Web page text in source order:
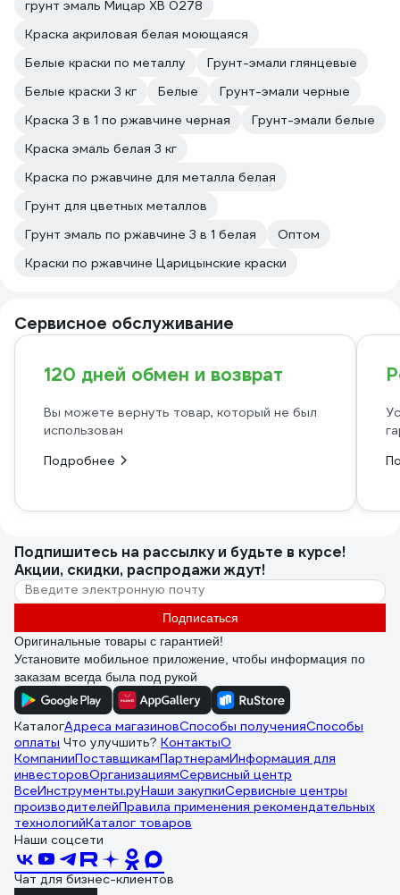
грунт эмаль Мицар ХВ 0278
Краска акриловая белая моющаяся
Белые краски по металлу
Грунт-эмали глянцевые
Белые краски 3 кг
Белые
Грунт-эмали черные
Краска 3 в 1 по ржавчине черная
Грунт-эмали белые
Краска эмаль белая 3 кг
Краска по ржавчине для металла белая
Грунт для цветных металлов
Грунт эмаль по ржавчине 3 в 1 белая
Оптом
Краски по ржавчине Царицынские краски
Сервисное обслуживание
120 дней обмен и возврат
Вы можете вернуть товар, который не был
использован
Подробнее
Подпишитесь на рассылкуи будьте в курсе!
Акции, скидки, распродажи ждут!
Подписаться
Оригинальные товары с гарантией!
Установите мобильное приложение, чтобы информация по
заказам всегда была под рукой
КаталогАдреса магазиновСпособы полученияСпособы
оплаты Что улучшить? КонтактыО
КомпанииПоставщикамПартнерамИнформация для
инвесторовОрганизациямСервисный центр
ВсеИнструменты.руНаши закупкиСервисные центры
производителейПравила применения рекомендательных
технологийКаталог товаров
Наши соцсети
Чат для бизнес-клиентов